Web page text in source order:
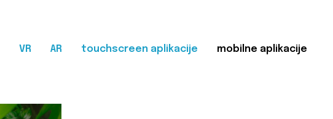
VR AR touchscreen aplikacije mobilne aplikacije